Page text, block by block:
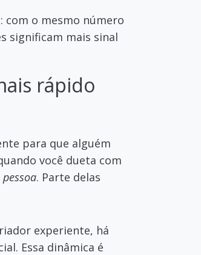
com o mesmo número
significam mais sinal
rápido
para que alguém
você dueta com
. Parte delas
experiente, há
Essa dinâmica é